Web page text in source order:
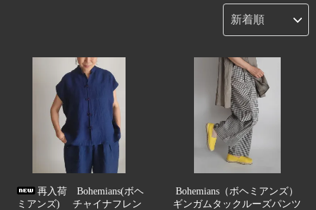
再入荷 Bohemians(ボヘ
ミアンズ) チャイナフレン
Bohemians（ボヘミアンズ）
ギンガムタックルーズパンツ